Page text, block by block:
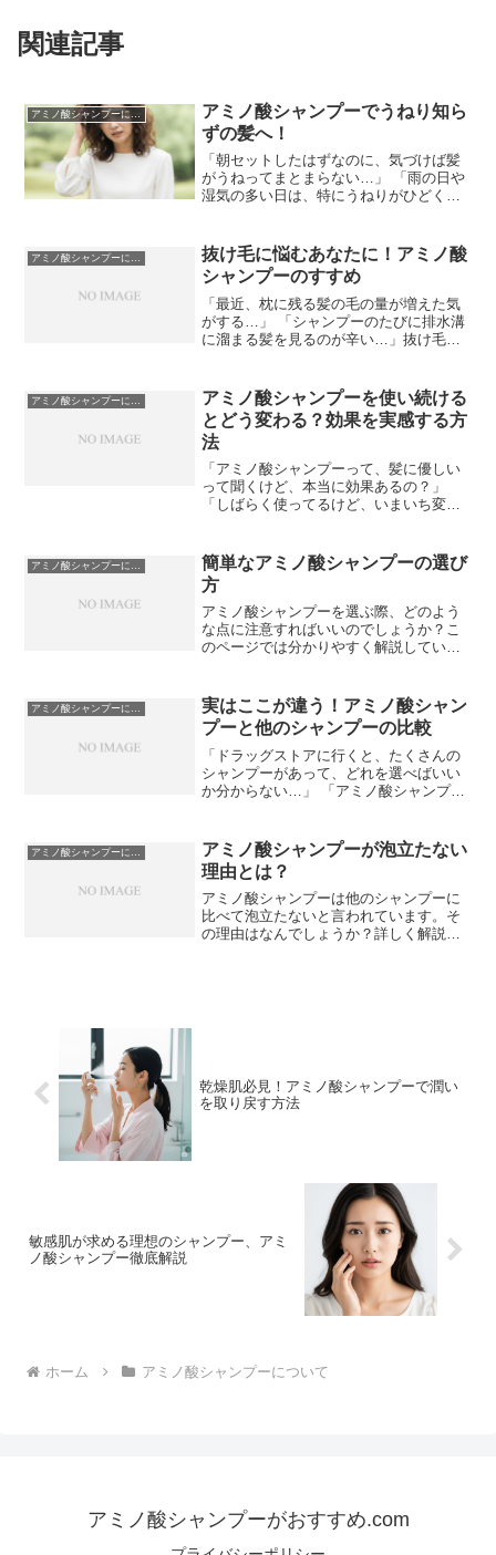
関連記事
アミノ酸シャンプーについて
アミノ酸シャンプーでうねり知ら
ずの髪へ！
「朝セットしたはずなのに、気づけば髪
がうねってまとまらない…」 「雨の日や
湿気の多い日は、特にうねりがひどくな
ーを見直すだけで、その悩みから解放さ
れるかもしれません。今...
抜け毛に悩むあなたに！アミノ酸
シャンプーのすすめ
「最近、枕に残る髪の毛の量が増えた気
がする…」 「シャンプーのたびに排水溝
に溜まる髪を見るのが辛い…」抜け毛の
ね。もしかしたら、その原因は毎日のシ
ャンプーにあるかもしれま...
アミノ酸シャンプーを使い続ける
とどう変わる？効果を実感する方
法
「アミノ酸シャンプーって、髪に優しい
って聞くけど、本当に効果あるの？」
「しばらく使ってるけど、いまいち変化
アミノ酸シャンプーはその効果がゆっく
りと現れる特性があり、正...
アミノ酸シャンプーについて
簡単なアミノ酸シャンプーの選び
方
アミノ酸シャンプーを選ぶ際、どのよう
な点に注意すればいいのでしょうか？こ
のページでは分かりやすく解説していま
アミノ酸シャンプーについて
実はここが違う！アミノ酸シャン
プーと他のシャンプーの比較
「ドラッグストアに行くと、たくさんの
シャンプーがあって、どれを選べばいい
か分からない…」 「アミノ酸シャンプー
りませんか？実は、シャンプーの選び方
一つで、あなたの髪や頭...
アミノ酸シャンプーが泡立たない
理由とは？
アミノ酸シャンプーは他のシャンプーに
比べて泡立たないと言われています。そ
の理由はなんでしょうか？詳しく解説し
乾燥肌必見！アミノ酸シャンプーで潤い
を取り戻す方法
敏感肌が求める理想のシャンプー、アミ
ノ酸シャンプー徹底解説
ホーム アミノ酸シャンプーについて
アミノ酸シャンプーがおすすめ.com